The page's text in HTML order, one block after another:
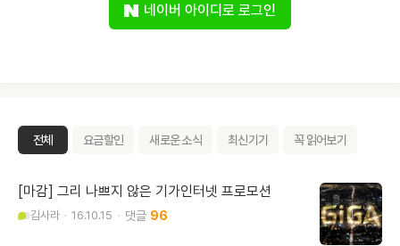
네이버 아이디로 로그인
전체 요금할인 새로운 소식 최신기기 꼭 읽어보기
[마감] 그리 나쁘지 않은 기가인터넷 프로모션
김사라 16.10.15 96